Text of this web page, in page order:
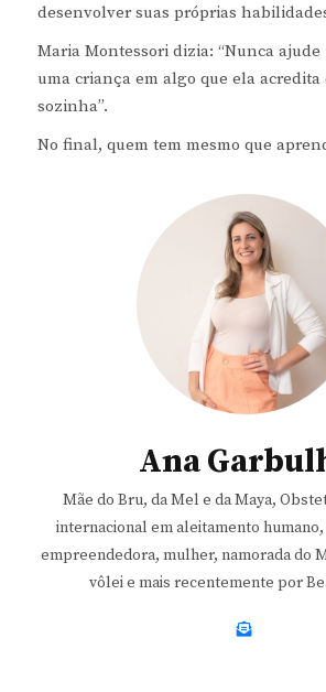
desenvolver suas próprias
Maria Montessori dizia: “Nunca ajude
uma criança em algo que ela acredita
sozinha”.
No final, quem tem mesmo que
Ana
Mãe do Bru, da Mel e da Maya,
internacional em aleitamento
empreendedora, mulher, namorada do
vôlei e mais recentemente por